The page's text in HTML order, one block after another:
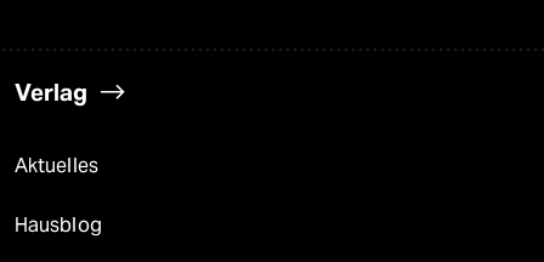
Verlag
Aktuelles
Hausblog